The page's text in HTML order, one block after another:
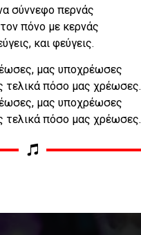
σύννεφο περνάς
πόνο με κερνάς
και φεύγεις.
μας υποχρέωσες
τελικά πόσο μας χρέωσες.
μας υποχρέωσες
τελικά πόσο μας χρέωσες.